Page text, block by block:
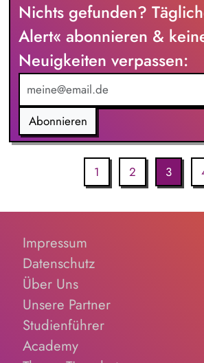
Nichts gefunden?
Alert« abonnieren &
Neuigkeiten verpassen:
Abonnieren
1 2 3
Impressum
Datenschutz
Über Uns
Unsere Partner
Studienführer
Academy